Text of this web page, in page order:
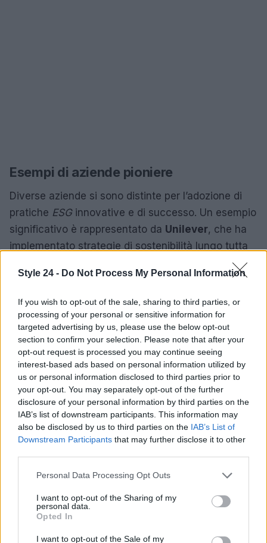
Style 24 - Do Not Process My Personal Information
If you wish to opt-out of the sale, sharing to third parties, or
processing of your personal or sensitive information for
targeted advertising by us, please use the below opt-out
section to confirm your selection. Please note that after your
opt-out request is processed you may continue seeing
interest-based ads based on personal information utilized by
us or personal information disclosed to third parties prior to
your opt-out. You may separately opt-out of the further
disclosure of your personal information by third parties on the
IAB’s list of downstream participants. This information may
also be disclosed by us to third parties on the IAB’s List of
Downstream Participants that may further disclose it to other
Please note that this website/app uses one or more Google
not limited to your visit or usage behaviour. You may click to
grant or deny consent to Google and its third-party tags to
use your data for below specified purposes in below Google
consent section.
Personal Data Processing Opt Outs
I want to opt-out of the Sharing of my
personal data.
Opted In
I want to opt-out of the Sale of my
Esempi di aziende pioniere
Diverse aziende si sono distinte per l’adozione di
pratiche ESGinnovative e di successo. Un esempio
significativo è rappresentato da Unilever, che ha
implementato strategie di sostenibilità lungo tutta
consistente le emissioni di carbonio e migliorando il
con il suo impegno per la sostenibilità ambientale,
ha instaurato un forte legame con i consumatori,
dimostrando che la sostenibilità può coesistere con
il profitto. Inoltre, aziende nel settore tecnologico
come Microsoftstanno investendo ingenti risorse
per diventarecarbon negative , stabilendo un
benchmark per l’industria.
Roadmap per il futuro
chiara per il futuro. Questo implica non solo
l’integrazione di pratiche sostenibili, ma anche
l’innovazione continua e l’adattamento ai